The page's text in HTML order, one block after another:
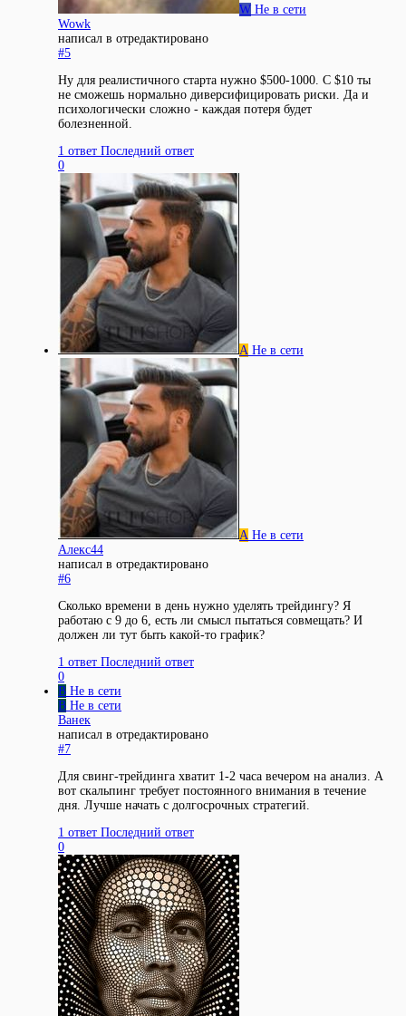
W Не в сети
Wowk
написал в отредактировано
#5
Ну для реалистичного старта нужно $500-1000. С $10 ты
не сможешь нормально диверсифицировать риски. Да и
психологически сложно - каждая потеря будет
болезненной.
1 ответ Последний ответ
0
А Не в сети
А Не в сети
Алекс44
написал в отредактировано
#6
Сколько времени в день нужно уделять трейдингу? Я
работаю с 9 до 6, есть ли смысл пытаться совмещать? И
должен ли тут быть какой-то график?
1 ответ Последний ответ
0
В Не в сети
В Не в сети
Ванек
написал в отредактировано
#7
Для свинг-трейдинга хватит 1-2 часа вечером на анализ. А
вот скальпинг требует постоянного внимания в течение
дня. Лучше начать с долгосрочных стратегий.
1 ответ Последний ответ
0